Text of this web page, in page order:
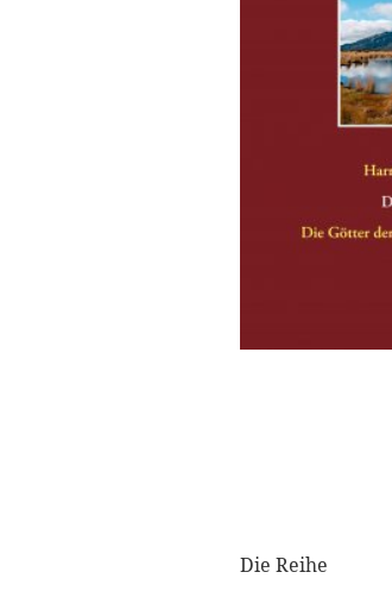
Die Reihe